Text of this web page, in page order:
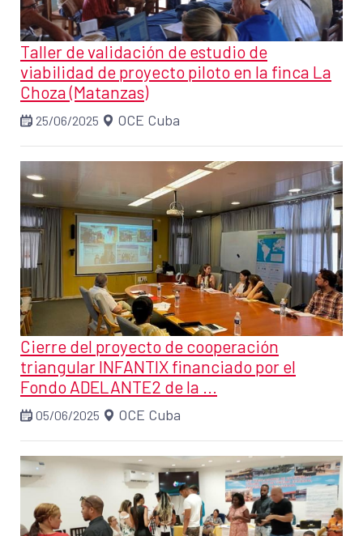
Taller de validación de estudio de
viabilidad de proyecto piloto en la finca La
Choza (Matanzas)
25/06/2025 OCE Cuba
Cierre del proyecto de cooperación
triangular INFANTIX financiado por el
Fondo ADELANTE2 de la ...
05/06/2025 OCE Cuba